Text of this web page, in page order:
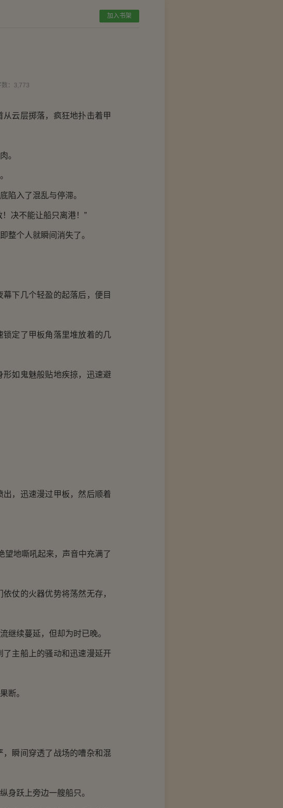
加入书架
： 3,773
云层掷落，疯狂地扑击着甲
。
入了混乱与停滞。
决不能让船只离港！”
个人就瞬间消失了。
下几个轻盈的起落后，便目
定了甲板角落里堆放着的几
如鬼魅般贴地疾掠，迅速避
，迅速漫过甲板，然后顺着
地嘶吼起来，声音中充满了
仗的火器优势将荡然无存，
续蔓延，但却为时已晚。
主船上的骚动和迅速漫延开
断。
瞬间穿透了战场的嘈杂和混
跃上旁边一艘船只。